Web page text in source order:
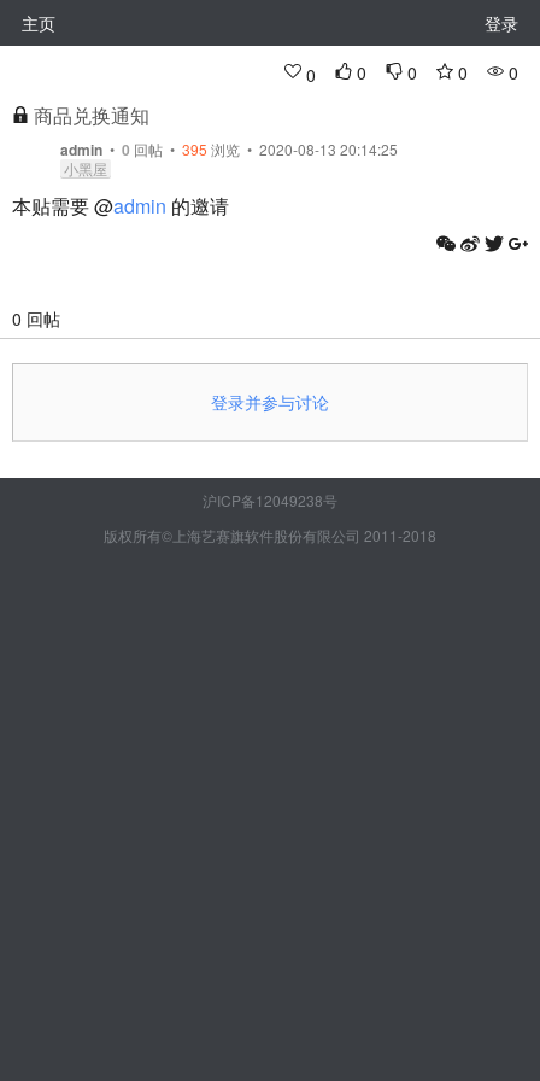
主页 登录
0 0 0 0 0
商品兑换通知
admin • 0 回帖 • 395 浏览 • 2020-08-13 20:14:25
小黑屋
本贴需要 @admin 的邀请
0 回帖
登录并参与讨论
沪ICP备12049238号
版权所有©上海艺赛旗软件股份有限公司 2011-2018